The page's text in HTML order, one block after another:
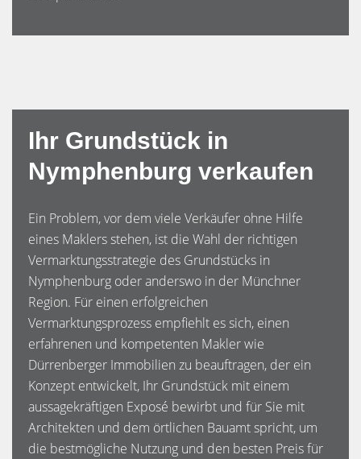
Ihr Grundstück in
Nymphenburg verkaufen
Ein Problem, vor dem viele Verkäufer ohne Hilfe
eines Maklers stehen, ist die Wahl der richtigen
Vermarktungsstrategie des Grundstücks in
Nymphenburg oder anderswo in der Münchner
Region. Für einen erfolgreichen
Vermarktungsprozess empfiehlt es sich, einen
erfahrenen und kompetenten Makler wie
Dürrenberger Immobilien zu beauftragen, der ein
Konzept entwickelt, Ihr Grundstück mit einem
aussagekräftigen Exposé bewirbt und für Sie mit
Architekten und dem örtlichen Bauamt spricht, um
die bestmögliche Nutzung und den besten Preis für